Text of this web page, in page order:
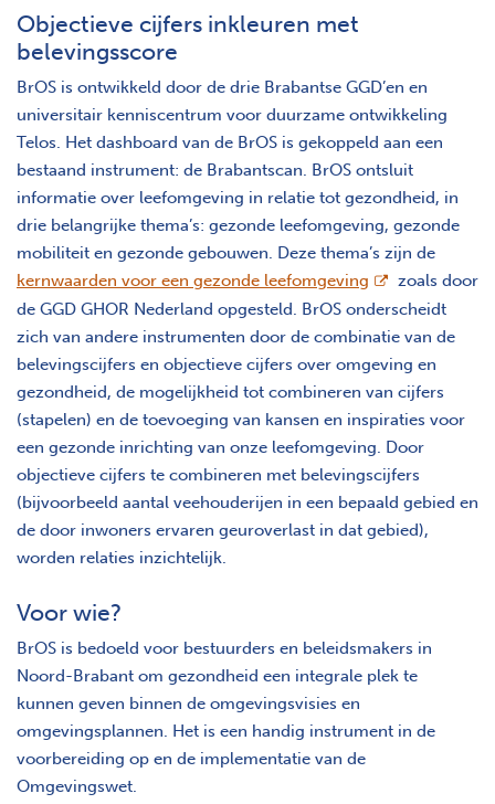
Objectieve cijfers inkleuren met
belevingsscore
BrOS is ontwikkeld door de drie Brabantse GGD’en en
universitair kenniscentrum voor duurzame ontwikkeling
Telos. Het dashboard van de BrOS is gekoppeld aan een
bestaand instrument: de Brabantscan. BrOS ontsluit
informatie over leefomgeving in relatie tot gezondheid, in
drie belangrijke thema’s: gezonde leefomgeving, gezonde
mobiliteit en gezonde gebouwen. Deze thema’s zijn de
kernwaarden voor een gezonde leefomgeving opent nieuw
zoals door
de GGD GHOR Nederland opgesteld. BrOS onderscheidt
zich van andere instrumenten door de combinatie van de
belevingscijfers en objectieve cijfers over omgeving en
gezondheid, de mogelijkheid tot combineren van cijfers
(stapelen) en de toevoeging van kansen en inspiraties voor
een gezonde inrichting van onze leefomgeving. Door
objectieve cijfers te combineren met belevingscijfers
(bijvoorbeeld aantal veehouderijen in een bepaald gebied en
de door inwoners ervaren geuroverlast in dat gebied),
worden relaties inzichtelijk.
Voor wie?
BrOS is bedoeld voor bestuurders en beleidsmakers in
Noord-Brabant om gezondheid een integrale plek te
kunnen geven binnen de omgevingsvisies en
omgevingsplannen. Het is een handig instrument in de
voorbereiding op en de implementatie van de
Omgevingswet.